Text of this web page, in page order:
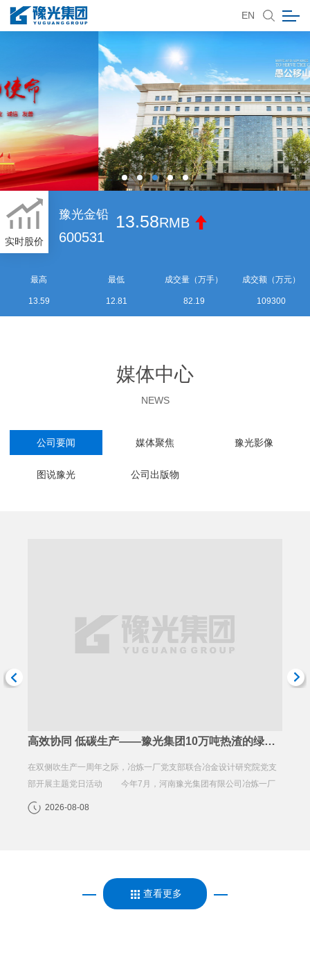
EN
实时股价
豫光金铅
600531
13.58RMB
最高
13.59
最低
12.81
成交量（万手）
82.19
成交额（万元）
109300
媒体中心
NEWS
公司要闻 媒体聚焦 豫光影像
图说豫光 公司出版物
高效协同 低碳生产——豫光集团10万吨热渣的绿色突围路
在双侧吹生产一周年之际，冶炼一厂党支部联合冶金设计研究院党支
部开展主题党日活动 今年7月，河南豫光集团有限公司冶炼一厂
厂区内，一辆明黄色的渣...
2026-08-08
查看更多